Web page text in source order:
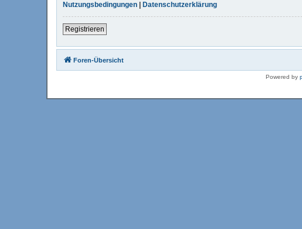
Nutzungsbedingungen
Datenschutzerklärung
Registrieren
Foren-Übersicht
Powered by